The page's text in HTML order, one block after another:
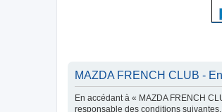
MAZDA FRENCH CLUB -
En accédant à « MAZDA FRENCH
responsable des conditions